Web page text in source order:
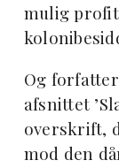
mulig profit
Og
afsnittet
overskrift,
mod den